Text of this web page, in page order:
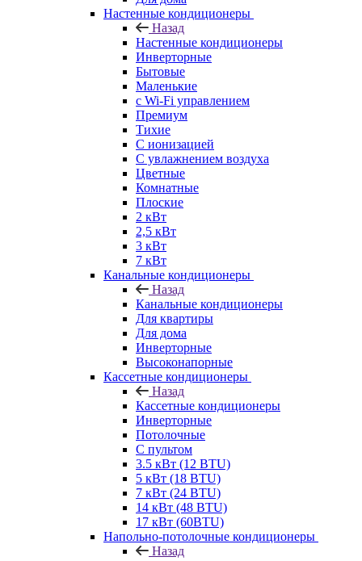
Настенные кондиционеры
Назад
Настенные кондиционеры
Инверторные
Бытовые
Маленькие
с Wi-Fi управлением
Премиум
Тихие
С ионизацией
С увлажнением воздуха
Цветные
Комнатные
Плоские
2 кВт
2,5 кВт
3 кВт
7 кВт
Канальные кондиционеры
Назад
Канальные кондиционеры
Для квартиры
Для дома
Инверторные
Высоконапорные
Кассетные кондиционеры
Назад
Кассетные кондиционеры
Инверторные
Потолочные
С пультом
3.5 кВт (12 BTU)
5 кВт (18 BTU)
7 кВт (24 BTU)
14 кВт (48 BTU)
17 кВт (60BTU)
Напольно-потолочные кондиционеры
Назад